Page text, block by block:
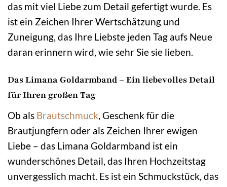
das mit viel Liebe zum Detail gefertigt wurde. Es
ist ein Zeichen Ihrer Wertschätzung und
Zuneigung, das Ihre Liebste jeden Tag aufs Neue
daran erinnern wird, wie sehr Sie sie lieben.
Das Limana Goldarmband – Ein liebevolles Detail
für Ihren großen Tag
Ob als Brautschmuck, Geschenk für die
Brautjungfern oder als Zeichen Ihrer ewigen
Liebe – das Limana Goldarmband ist ein
wunderschönes Detail, das Ihren Hochzeitstag
unvergesslich macht. Es ist ein Schmuckstück, das